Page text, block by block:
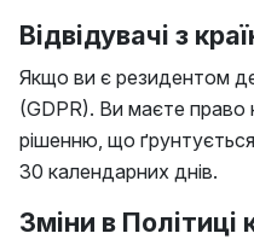
Відвідувачі з
Якщо ви є резидентом
(GDPR). Ви маєте право
рішенню, що
30 календарних днів.
Зміни в Політиці